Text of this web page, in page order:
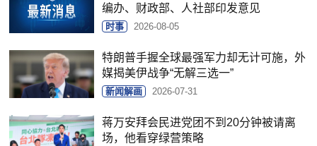
编办、财政部、人社部印发意见
时事 2026-08-05
特朗普手握全球最强军力却无计可施，外
媒揭美伊战争“无解三选一”
新闻解画 2026-07-31
蒋万安拜会民进党团不到20分钟被请离
场，他看穿绿营策略